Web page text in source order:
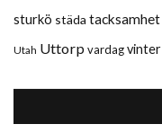
sturkö städa tacksamhet
Utah Uttorp vardagvinter